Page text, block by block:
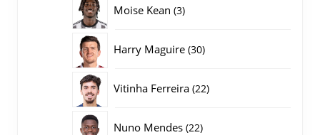
Moise Kean 33
Harry Maguire 3030
Vitinha Ferreira 2222
Nuno Mendes 2222